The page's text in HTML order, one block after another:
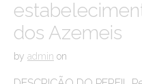
dos Azemeis
by admin on